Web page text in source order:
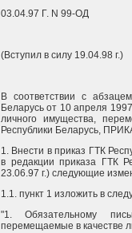
03.04.97 Г. N 99-ОД
(Вступил в силу 19.04.98 г.)
В соответствии с
Беларусь от 10 апреля
личного имущества,
Республики Беларусь,
1. Внести в приказ ГТК
в редакции приказа ГТК
23.06.97 г.) следующие
1.1. пункт 1 изложить в
"1. Обязательному
перемещаемые в качестве